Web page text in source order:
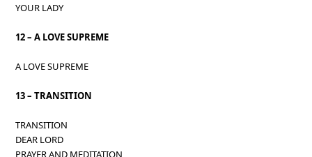
YOUR LADY
12 – A LOVE SUPREME
A LOVE SUPREME
13 – TRANSITION
TRANSITION
DEAR LORD
PRAYER AND MEDITATION